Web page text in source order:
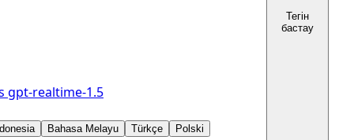
gpt-realtime-1.5
Bahasa Melayu Türkçe Polski
Тегін
бастау